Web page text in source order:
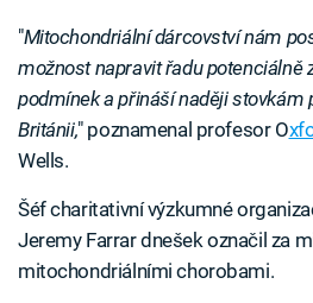
"Mitochondriální dárcovství nám
možnost napravit řadu potenciálně
podmínek a přináší naději stovkám
Británii," poznamenal profesor O
Wells.
Šéf charitativní výzkumné
Jeremy Farrar dnešek označil za
mitochondriálními chorobami.